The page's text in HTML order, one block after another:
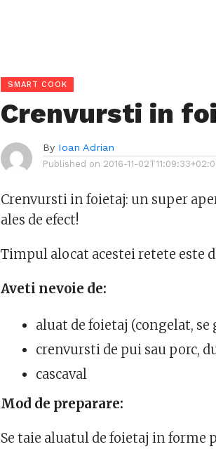
SMART COOK
Crenvursti in
By Ioan Adrian
Published on 2016-11-
Crenvursti in foietaj: un super
ales de efect!
Timpul alocat acestei retete este
Aveti nevoie de:
aluat de foietaj (congelat,
crenvursti de pui sau porc,
cascaval
Mod de preparare:
Se taie aluatul de foietaj in forme